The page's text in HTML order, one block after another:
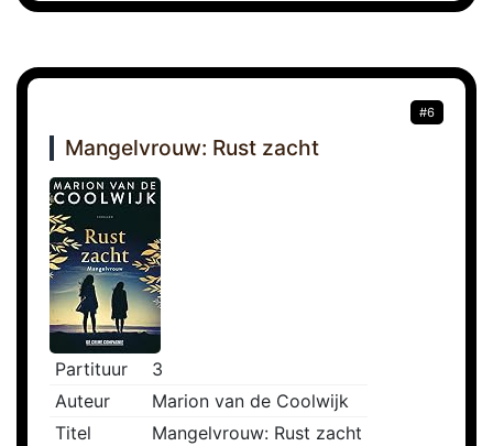
#6
Mangelvrouw: Rust zacht
Partituur
3
Auteur
Marion van de Coolwijk
Titel
Mangelvrouw: Rust zacht